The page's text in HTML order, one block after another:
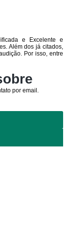
e Excelente e
Além dos já citados,
Por isso, entre
por email.